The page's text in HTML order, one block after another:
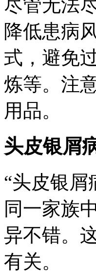
尽管无法
降低患病
式，避免
炼等。注
用品。
头皮银屑
“头皮银屑
同一家族
异不错。
有关。